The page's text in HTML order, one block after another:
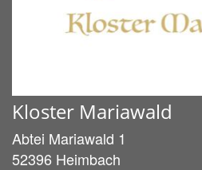
Kloster Mariawald
Abtei Mariawald 1
52396 Heimbach